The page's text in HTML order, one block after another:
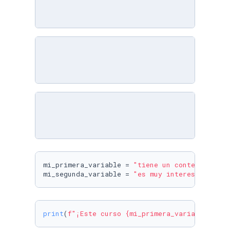
mi_primera_variable = "tiene un contenido
mi_segunda_variable = "es muy interesante"
print( f"¡Este curso {mi_primera_variable}